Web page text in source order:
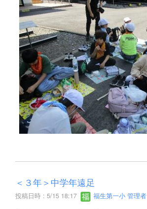
＜３年＞中学年遠足
投稿日時 : 5/15 18:17 福生第一小 管理者